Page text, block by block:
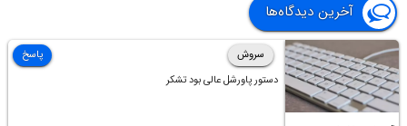
آخرین دیدگاه‌ها
سروش
دستور پاورشل عالی بود تشکر
پاسخ